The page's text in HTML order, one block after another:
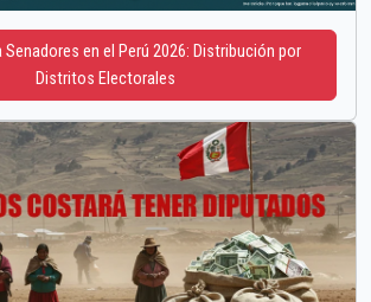
Senadores en el Perú 2026: Distribución por
Distritos Electorales